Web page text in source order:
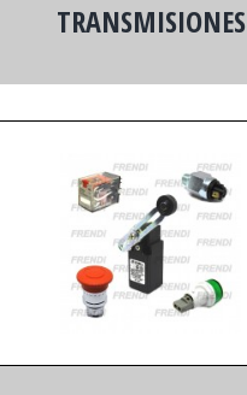
TRANSMISIONES